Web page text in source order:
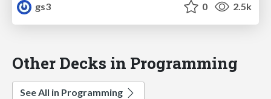
gs3
0 2.5k
Other Decks in Programming
See All in Programming